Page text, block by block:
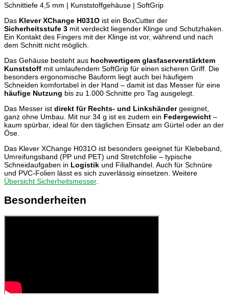
Schnittiefe 4,5 mm | Kunststoffgehäuse | SoftGrip
Das Klever XChange H031O ist ein BoxCutter der
Sicherheitsstufe 3 mit verdeckt liegender Klinge und Schutzhaken.
Ein Kontakt des Fingers mit der Klinge ist vor, während und nach
dem Schnitt nicht möglich.
Das Gehäuse besteht aus hochwertigem glasfaserverstärktem
Kunststoff mit umlaufendem SoftGrip für einen sicheren Griff. Die
besonders ergonomische Bauform liegt auch bei häufigem
Schneiden komfortabel in der Hand – damit ist das Messer für eine
häufige Nutzung bis zu 1.000 Schnitte pro Tag ausgelegt.
Das Messer ist direkt für Rechts- und Linkshändergeeignet,
ganz ohne Umbau. Mit nur 34 g ist es zudem ein Federgewicht –
kaum spürbar, ideal für den täglichen Einsatz am Gürtel oder an der
Öse.
Das Klever XChange H031O ist besonders geeignet für Klebeband,
Umreifungsband (PP und PET) und Stretchfolie – typische
Schneidaufgaben in Logistik und Filialhandel. Auch für Schnüre
und PVC-Folien lässt es sich zuverlässig einsetzen. Weitere
Übersicht Sicherheitsmesser.
Besonderheiten